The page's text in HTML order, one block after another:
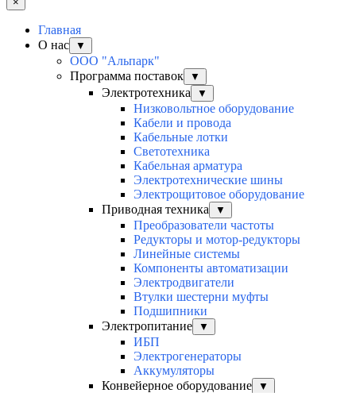
Главная
О нас
▼
ООО "Альпарк"
Программа поставок
▼
Электротехника ▼
Низковольтное оборудование
Кабели и провода
Кабельные лотки
Светотехника
Кабельная арматура
Электротехнические шины
Электрощитовое оборудование
Приводная техника
▼
Преобразователи частоты
Редукторы и мотор-редукторы
Линейные системы
Компоненты автоматизации
Электродвигатели
Втулки шестерни муфты
Подшипники
Электропитание
▼
ИБП
Электрогенераторы
Аккумуляторы
Конвейерное оборудование
▼